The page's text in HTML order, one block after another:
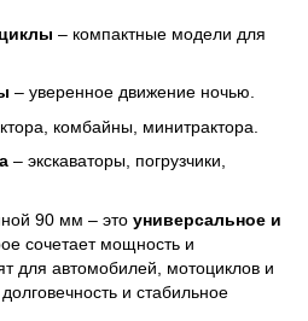
– компактные модели для
– уверенное движение ночью.
комбайны, минитрактора.
– экскаваторы, погрузчики,
90 мм – это универсальное и
сочетает мощность и
для автомобилей, мотоциклов и
и стабильное